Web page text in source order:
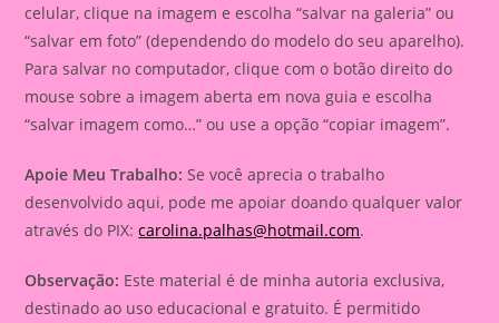
celular, clique na imagem e escolha “salvar na galeria” ou
“salvar em foto” (dependendo do modelo do seu aparelho).
Para salvar no computador, clique com o botão direito do
mouse sobre a imagem aberta em nova guia e escolha
“salvar imagem como…” ou use a opção “copiar imagem”.
Apoie Meu Trabalho: Se você aprecia o trabalho
desenvolvido aqui, pode me apoiar doando qualquer valor
através do PIX:carolina.palhas@hotmail.com.
Observação: Este material é de minha autoria exclusiva,
destinado ao uso educacional e gratuito. É permitido